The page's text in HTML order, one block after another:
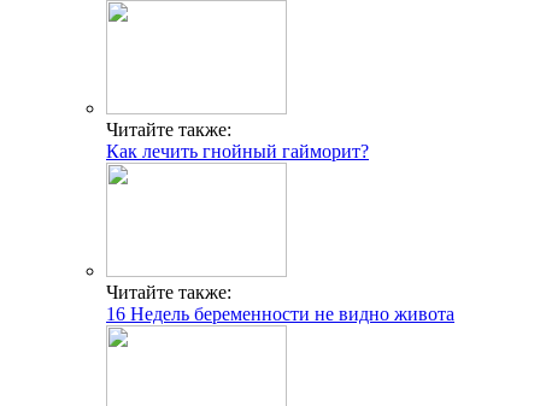
Читайте также:
Как лечить гнойный гайморит?
Читайте также:
16 Недель беременности не видно живота